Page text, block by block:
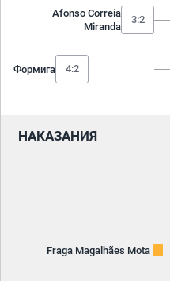
Afonso Correia
Miranda
3:2
Формига 4:2
НАКАЗАНИЯ
Fraga Magalhães Mota